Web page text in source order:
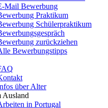
Mail Bewerbung
Praktikum
Schülerpraktikum
zurückziehen
Bewerbungstipps
über Alter
Ausland
in Portugal